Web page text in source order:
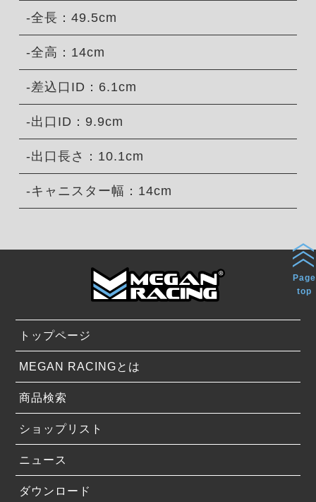
-全長：49.5cm
-全高：14cm
-差込口ID：6.1cm
-出口ID：9.9cm
-出口長さ：10.1cm
-キャニスター幅：14cm
トップページ
MEGAN RACINGとは
商品検索
ショップリスト
ニュース
ダウンロード
Page
top